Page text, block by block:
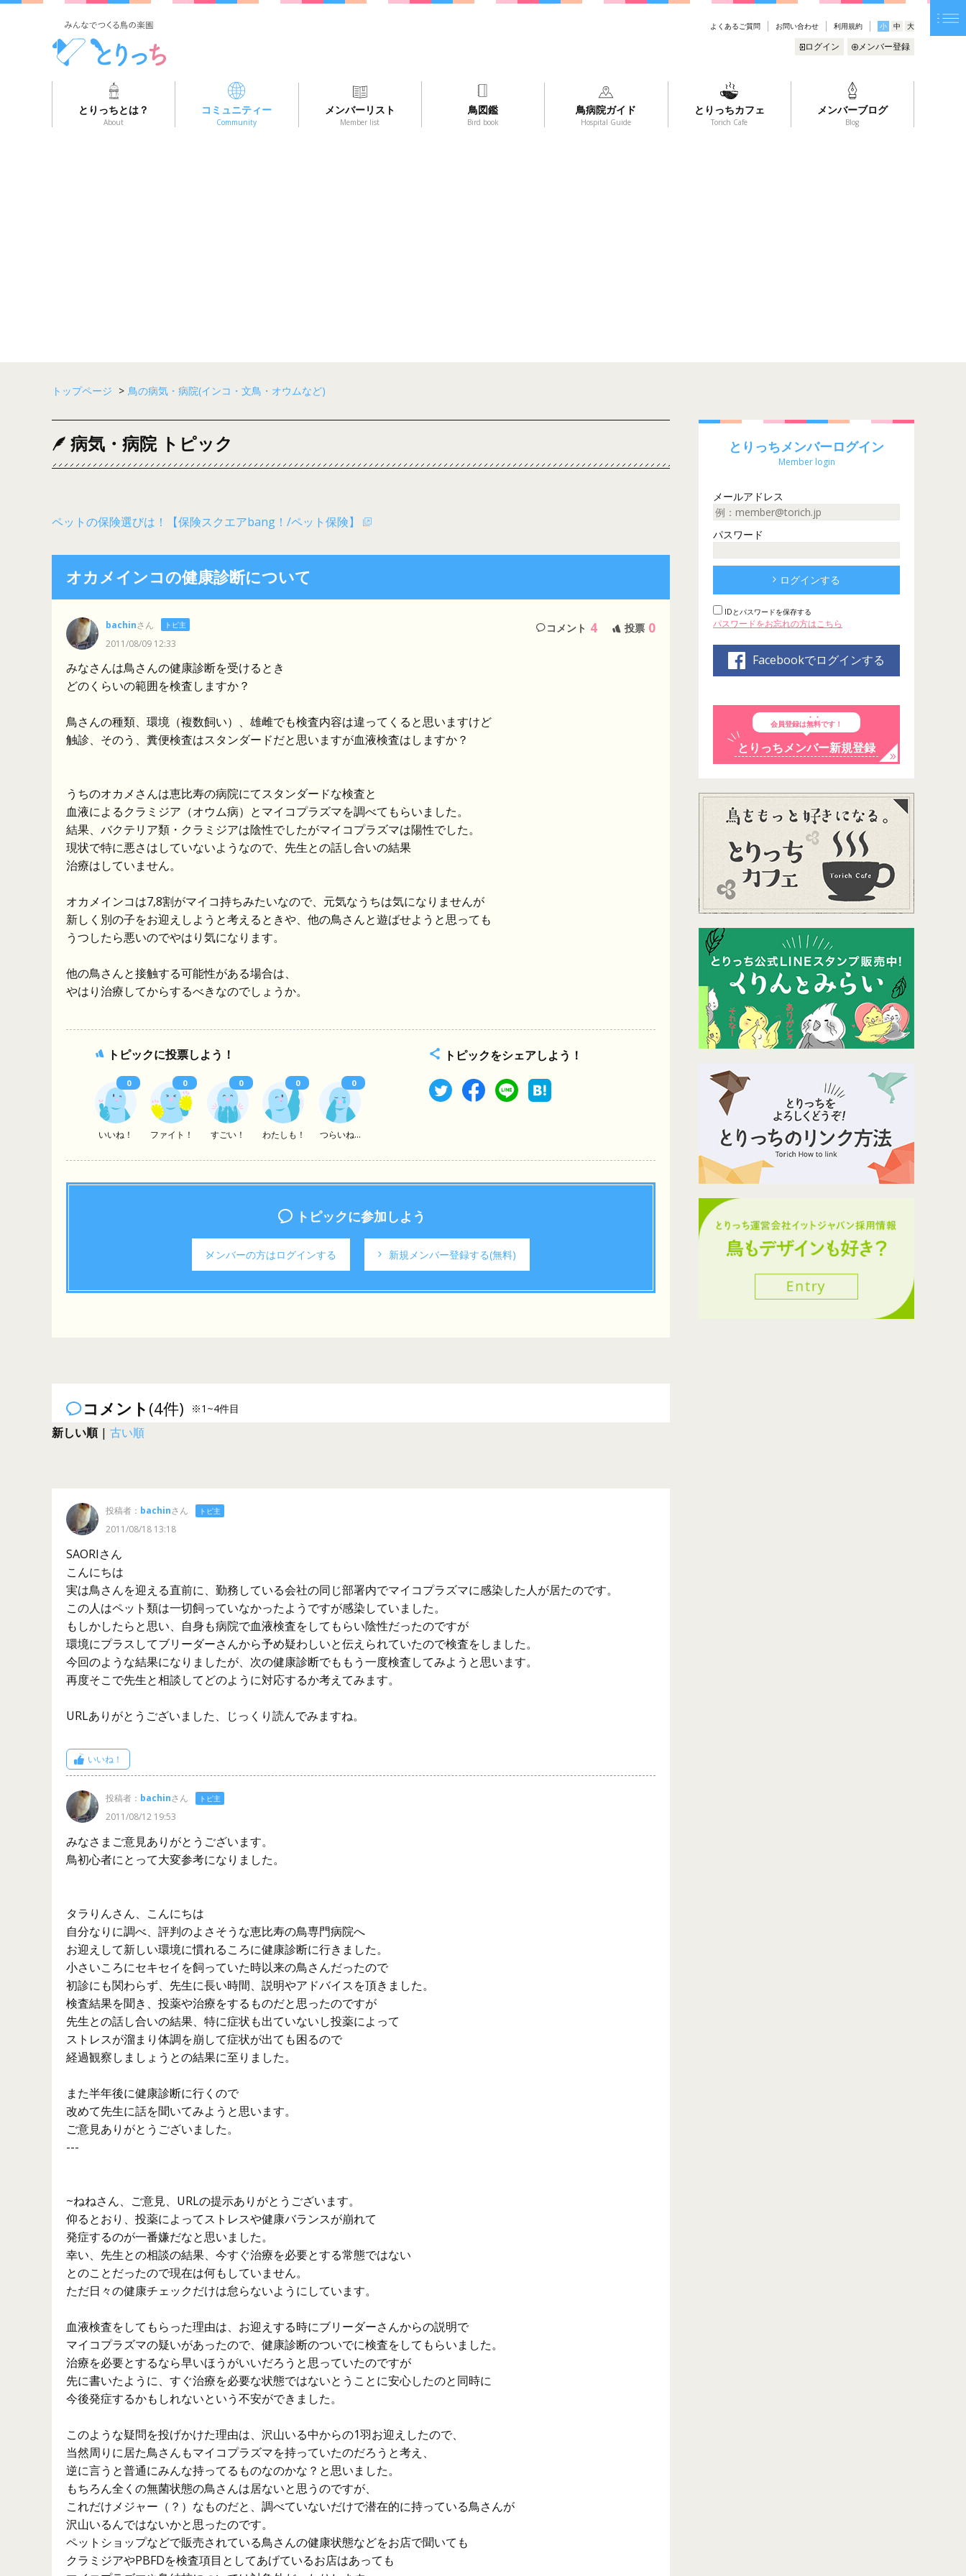
よくあるご質問 お問い合わせ 利用規約 小 中 大
ログイン メンバー登録
とりっちとは？
About
コミュニティー
Community
メンバーリスト
Member list
鳥図鑑
Bird book
鳥病院ガイド
Hospital Guide
とりっちカフェ
Torich Cafe
メンバーブログ
Blog
トップページ > 鳥の病気・病院(インコ・文鳥・オウムなど)
病気・病院 トピック
ペットの保険選びは！【保険スクエアbang！/ペット保険】
オカメインコの健康診断について
bachinさん トピ主
2011/08/09 12:33
コメント 4 投票 0
みなさんは鳥さんの健康診断を受けるとき
どのくらいの範囲を検査しますか？
鳥さんの種類、環境（複数飼い）、雄雌でも検査内容は違ってくると思いますけど
触診、そのう、糞便検査はスタンダードだと思いますが血液検査はしますか？
うちのオカメさんは恵比寿の病院にてスタンダードな検査と
血液によるクラミジア（オウム病）とマイコプラズマを調べてもらいました。
結果、バクテリア類・クラミジアは陰性でしたがマイコプラズマは陽性でした。
現状で特に悪さはしていないようなので、先生との話し合いの結果
治療はしていません。
オカメインコは7,8割がマイコ持ちみたいなので、元気なうちは気になりませんが
新しく別の子をお迎えしようと考えるときや、他の鳥さんと遊ばせようと思っても
うつしたら悪いのでやはり気になります。
他の鳥さんと接触する可能性がある場合は、
やはり治療してからするべきなのでしょうか。
トピックに投票しよう！
いいね！ ファイト！ すごい！ わたしも！ つらいね...
0 0 0 0 0
トピックをシェアしよう！
トピックに参加しよう
メンバーの方はログインする 新規メンバー登録する(無料)
コメント (4件) ※1~4件目
新しい順| 古い順
投稿者： bachinさん トピ主
2011/08/18 13:18
SAORIさん
こんにちは
実は鳥さんを迎える直前に、勤務している会社の同じ部署内でマイコプラズマに感染した人が居たのです。
この人はペット類は一切飼っていなかったようですが感染していました。
もしかしたらと思い、自身も病院で血液検査をしてもらい陰性だったのですが
環境にプラスしてブリーダーさんから予め疑わしいと伝えられていたので検査をしました。
今回のような結果になりましたが、次の健康診断でももう一度検査してみようと思います。
再度そこで先生と相談してどのように対応するか考えてみます。
URLありがとうございました、じっくり読んでみますね。
いいね！
投稿者： bachinさん トピ主
2011/08/12 19:53
みなさまご意見ありがとうございます。
鳥初心者にとって大変参考になりました。
タラりんさん、こんにちは
自分なりに調べ、評判のよさそうな恵比寿の鳥専門病院へ
お迎えして新しい環境に慣れるころに健康診断に行きました。
小さいころにセキセイを飼っていた時以来の鳥さんだったので
初診にも関わらず、先生に長い時間、説明やアドバイスを頂きました。
検査結果を聞き、投薬や治療をするものだと思ったのですが
先生との話し合いの結果、特に症状も出ていないし投薬によって
ストレスが溜まり体調を崩して症状が出ても困るので
経過観察しましょうとの結果に至りました。
また半年後に健康診断に行くので
改めて先生に話を聞いてみようと思います。
ご意見ありがとうございました。
---
~ねねさん、ご意見、URLの提示ありがとうございます。
仰るとおり、投薬によってストレスや健康バランスが崩れて
発症するのが一番嫌だなと思いました。
幸い、先生との相談の結果、今すぐ治療を必要とする常態ではない
とのことだったので現在は何もしていません。
ただ日々の健康チェックだけは怠らないようにしています。
血液検査をしてもらった理由は、お迎えする時にブリーダーさんからの説明で
マイコプラズマの疑いがあったので、健康診断のついでに検査をしてもらいました。
治療を必要とするなら早いほうがいいだろうと思っていたのですが
先に書いたように、すぐ治療を必要な状態ではないとうことに安心したのと同時に
今後発症するかもしれないという不安ができました。
このような疑問を投げかけた理由は、沢山いる中からの1羽お迎えしたので、
当然周りに居た鳥さんもマイコプラズマを持っていたのだろうと考え、
逆に言うと普通にみんな持ってるものなのかな？と思いました。
もちろん全くの無菌状態の鳥さんは居ないと思うのですが、
これだけメジャー（？）なものだと、調べていないだけで潜在的に持っている鳥さんが
沢山いるんではないかと思ったのです。
ペットショップなどで販売されている鳥さんの健康状態などをお店で聞いても
クラミジアやPBFDを検査項目としてあげているお店はあっても
とりっちメンバーログイン
Member login
メールアドレス
パスワード
ログインする
IDとパスワードを保存する
パスワードをお忘れの方はこちら
Facebookでログインする
会員登録は無料です！
とりっちメンバー新規登録